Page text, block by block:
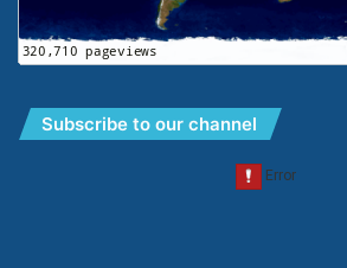
Subscribe to our channel